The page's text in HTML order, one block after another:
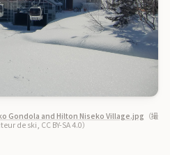
Gondola and Hilton Niseko Village.jpg （撮
de ski, CC BY-SA 4.0）